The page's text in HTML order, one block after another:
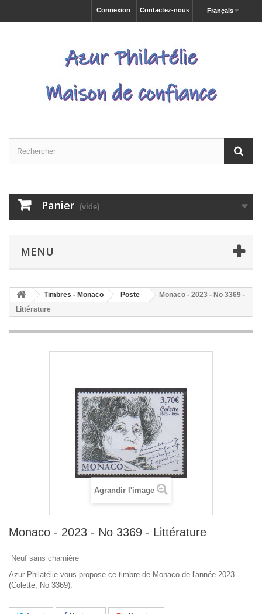
Français
Contactez-nous
Connexion
Panier (vide)
MENU
Timbres - Monaco Poste
Monaco - 2023 - No 3369 -
Littérature
Agrandir l'image
Monaco - 2023 - No 3369 - Littérature
Neuf sans charnière
Azur Philatélie vous propose ce timbre de Monaco de l'année 2023
(Colette, No 3369).